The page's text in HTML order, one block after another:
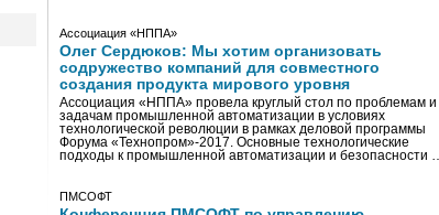
Ассоциация «НППА»
Олег Сердюков: Мы хотим организовать
содружество компаний для совместного
создания продукта мирового уровня
Ассоциация «НППА» провела круглый стол по проблемам и
задачам промышленной автоматизации в условиях
технологической революции в рамках деловой программы
Форума «Технопром»-2017. Основные технологические
подходы к промышленной автоматизации и безопасности …
ПМСОФТ